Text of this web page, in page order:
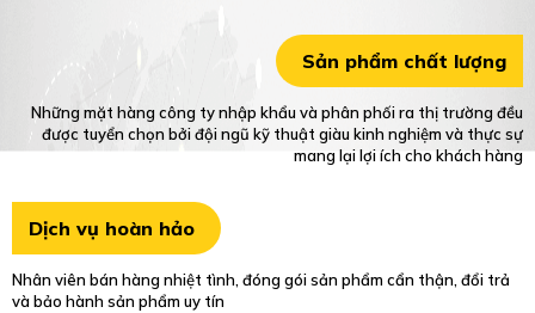
Sản phẩm chất lượng
Những mặt hàng công ty nhập khẩu và phân phối ra thị trường đều
được tuyển chọn bởi đội ngũ kỹ thuật giàu kinh nghiệm và thực sự
mang lại lợi ích cho khách hàng
Dịch vụ hoàn hảo
Nhân viên bán hàng nhiệt tình, đóng gói sản phẩm cẩn thận, đổi trả
và bảo hành sản phẩm uy tín